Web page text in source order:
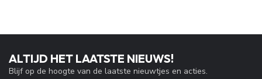
ALTIJD HET LAATSTE NIEUWS!
Blijf op de hoogte van de laatste nieuwtjes en acties.